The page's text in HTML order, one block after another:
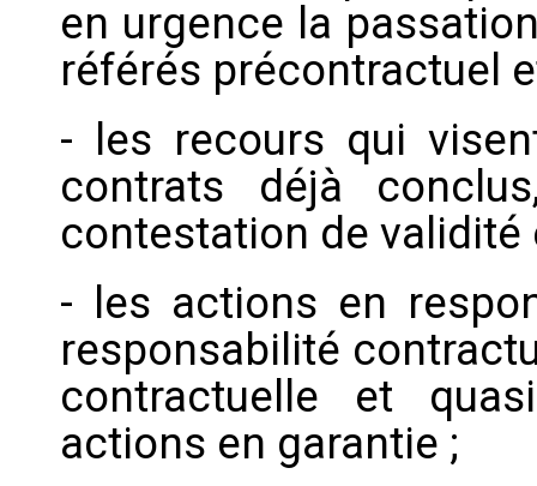
en urgence la
référés précontractuel
- les recours qui
contrats déjà
contestation de
- les actions en
responsabilité
contractuelle et
actions en garantie ;